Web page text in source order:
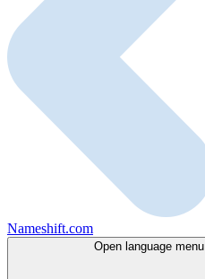
Nameshift.com
Open language menu